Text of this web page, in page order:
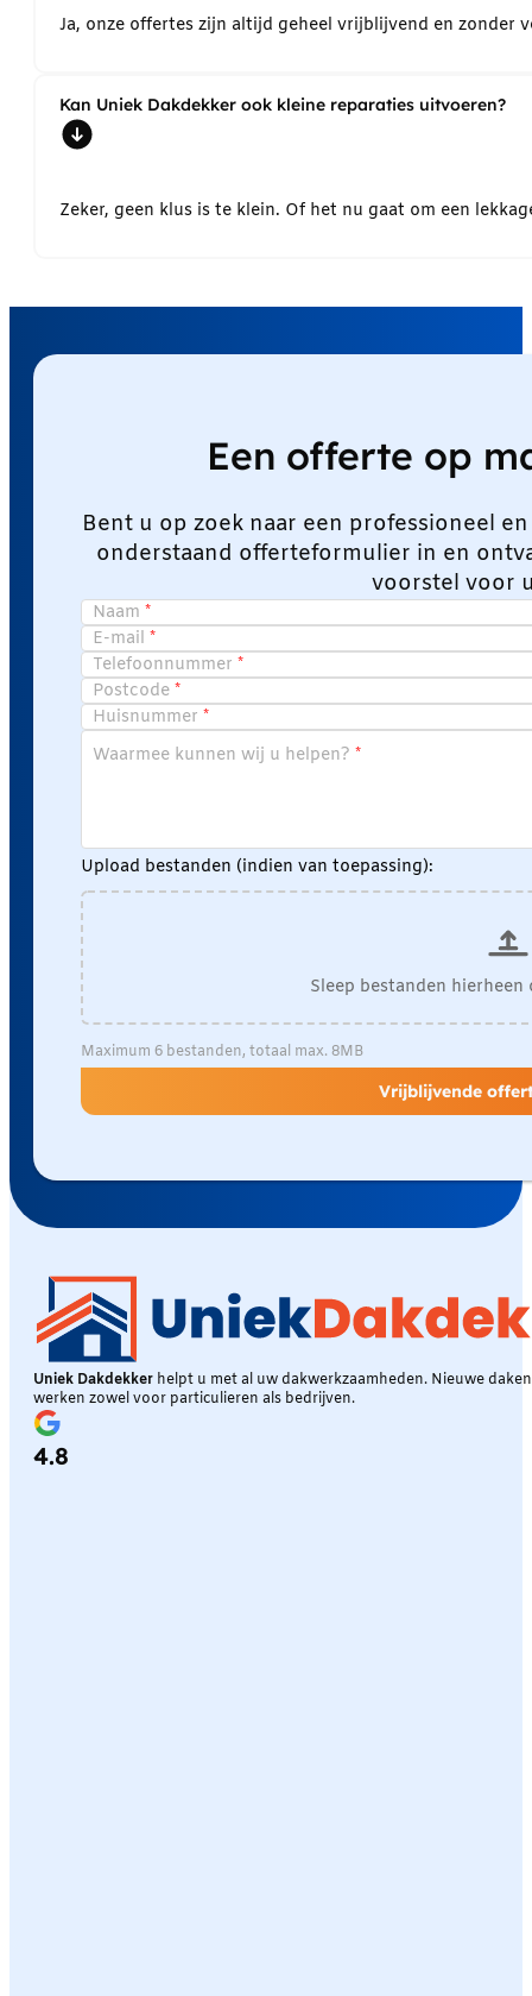
Ja, onze offertes zijn altijd geheel vrijblijvend en
Kan Uniek Dakdekker ook kleine reparaties uitvoeren?
Zeker, geen klus is te klein. Of het nu gaat om een
Een offerte op
Bent u op zoek naar een professioneel
onderstaand offerteformulier in en
voorstel voor
Naam
E-mail
Telefoonnummer
Postcode
Huisnummer
Waarmee kunnen wij u helpen?
Upload bestanden (indien van toepassing):
Sleep bestanden
Maximum 6 bestanden, totaal max. 8MB
Vrijblijvende
Uniek Dakdekker helpt u met al uw dakwerkzaamheden. Nieuwe
werken zowel voor particulieren als bedrijven.
4.8